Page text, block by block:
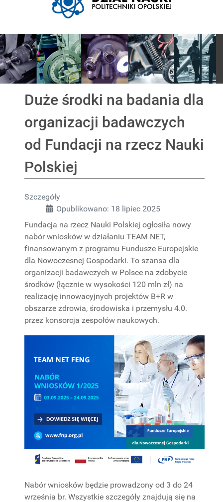
Pokaz slajdów
PROJEKTY
Duże środki na badania dla
organizacji badawczych
od Fundacji na rzecz Nauki
Polskiej
Szczegóły
Opublikowano: 18 lipiec 2025
Fundacja na rzecz Nauki Polskiej ogłosiła nowy
nabór wniosków w działaniu TEAM NET,
finansowanym z programu Fundusze Europejskie
dla Nowoczesnej Gospodarki. To szansa dla
organizacji badawczych w Polsce na zdobycie
środków (łącznie w wysokości 120 mln zł) na
realizację innowacyjnych projektów B+R w
obszarze zdrowia, środowiska i przemysłu 4.0.
przez konsorcja zespołów naukowych.
Nabór wniosków będzie prowadzony od 3 do 24
września br. Wszystkie szczegóły znajdują się na